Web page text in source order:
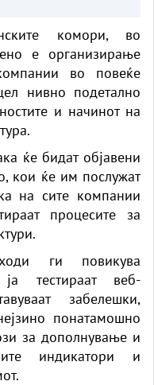
комори, во
е организирање
во повеќе
нивно подетално
и начинот на
ќе бидат објавени
кои ќе им послужат
на сите компании
процесите за
ги повикува
тестираат веб-
забелешки,
понатамошно
за дополнување и
индикатори и